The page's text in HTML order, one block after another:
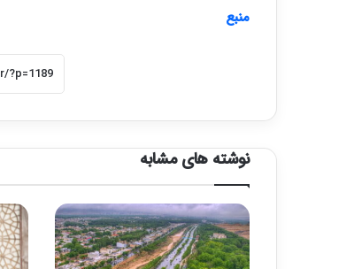
منبع
نوشته های مشابه